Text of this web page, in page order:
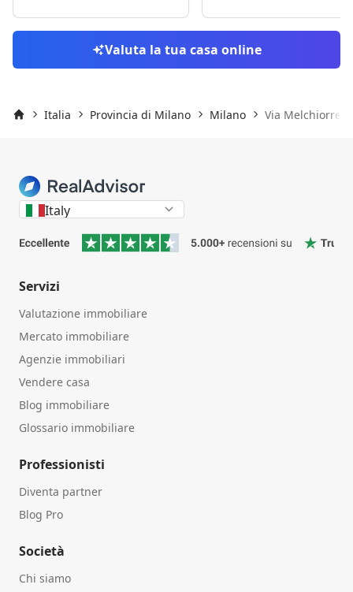
Valuta la tua casa online
Italia Provincia di Milano Milano Via Melchiorre
Italy
Servizi
Valutazione immobiliare
Mercato immobiliare
Agenzie immobiliari
Vendere casa
Blog immobiliare
Glossario immobiliare
Professionisti
Diventa partner
Blog Pro
Società
Chi siamo